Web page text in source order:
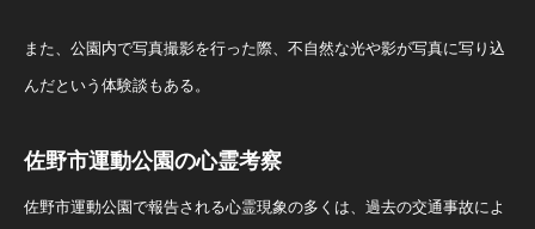
また、公園内で写真撮影を行った際、不自然な光や影が写真に写り込
んだという体験談もある。
佐野市運動公園の心霊考察
佐野市運動公園で報告される心霊現象の多くは、過去の交通事故によ